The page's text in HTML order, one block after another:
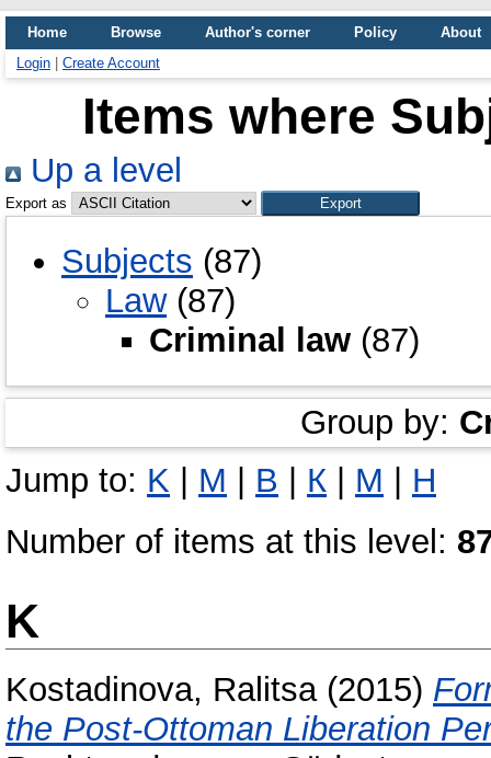
Home Browse Author's corner Policy
About
Login
Create Account
Items where
Up a level
Export as
Subjects (87)
Law(87)
Criminal law (87)
Group by:
Jump to: K | M | В | К | М | Н
Number of items at this level:
K
Kostadinova, Ralitsa(2015)
the Post-Ottoman Liberation